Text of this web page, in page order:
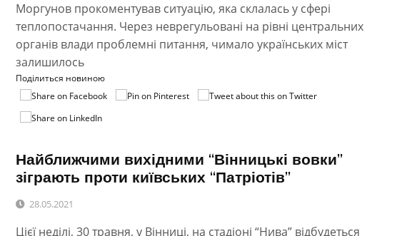
Моргунов прокоментував ситуацію, яка склалась у сфері
теплопостачання. Через неврегульовані на рівні центральних
органів влади проблемні питання, чимало українських міст
залишилось
Поділиться новиною
Найближчими вихідними “Вінницькі вовки”
зіграють проти київських “Патріотів”
28.05.2021
Цієї неділі, 30 травня, у Вінниці, на стадіоні “Нива” відбудеться